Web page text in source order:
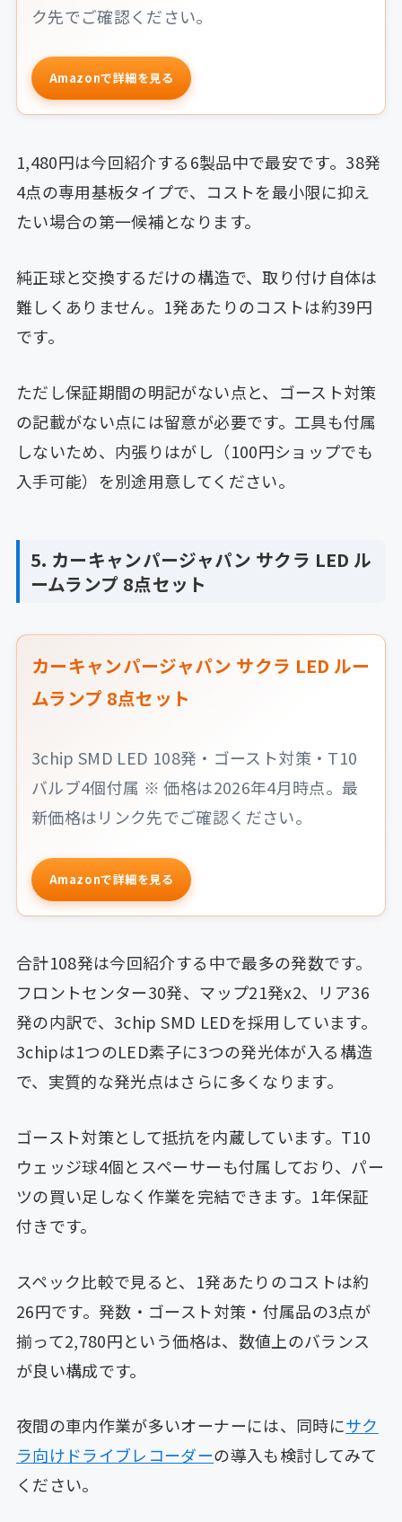
ク先でご確認ください。
Amazonで詳細を見る
1,480円は今回紹介する6製品中で最安です。38発
4点の専用基板タイプで、コストを最小限に抑え
たい場合の第一候補となります。
純正球と交換するだけの構造で、取り付け自体は
難しくありません。1発あたりのコストは約39円
です。
ただし保証期間の明記がない点と、ゴースト対策
の記載がない点には留意が必要です。工具も付属
しないため、内張りはがし（100円ショップでも
入手可能）を別途用意してください。
5. カーキャンパージャパン サクラ LED ル
ームランプ 8点セット
カーキャンパージャパン サクラ LED ルー
ムランプ 8点セット
3chip SMD LED 108発・ゴースト対策・T10
バルブ4個付属 ※ 価格は2026年4月時点。最
新価格はリンク先でご確認ください。
Amazonで詳細を見る
合計108発は今回紹介する中で最多の発数です。
フロントセンター30発、マップ21発x2、リア36
発の内訳で、3chip SMD LEDを採用しています。
3chipは1つのLED素子に3つの発光体が入る構造
で、実質的な発光点はさらに多くなります。
ゴースト対策として抵抗を内蔵しています。T10
ウェッジ球4個とスペーサーも付属しており、パー
ツの買い足しなく作業を完結できます。1年保証
付きです。
スペック比較で見ると、1発あたりのコストは約
26円です。発数・ゴースト対策・付属品の3点が
揃って2,780円という価格は、数値上のバランス
が良い構成です。
夜間の車内作業が多いオーナーには、同時にサク
ラ向けドライブレコーダーの導入も検討してみて
ください。